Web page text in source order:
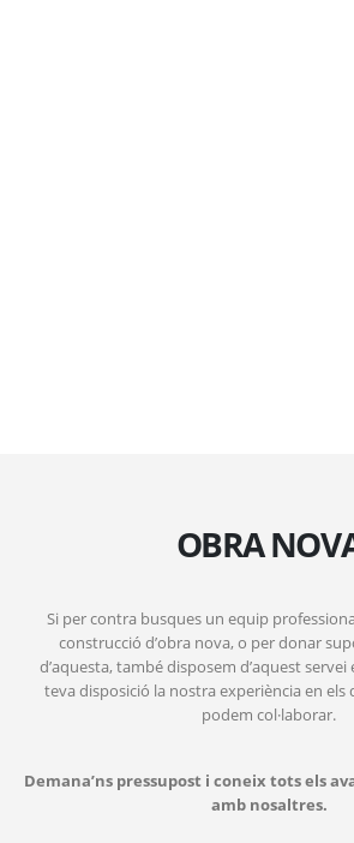
OBRA
Si per contra busques un equip
construcció d’obra nova, o per donar
d’aquesta, també disposem d’aquest servei
teva disposició la nostra experiència en els
podem col·laborar.
Demana’ns pressupost i coneix tots els
amb nosaltres.